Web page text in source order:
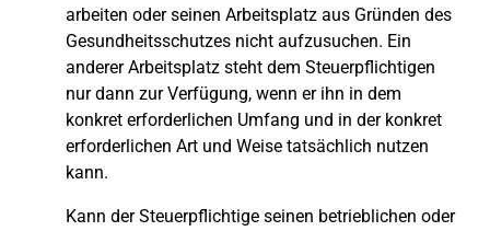
arbeiten oder seinen Arbeitsplatz aus Gründen des
Gesundheitsschutzes nicht aufzusuchen. Ein
anderer Arbeitsplatz steht dem Steuerpflichtigen
nur dann zur Verfügung, wenn er ihn in dem
konkret erforderlichen Umfang und in der konkret
erforderlichen Art und Weise tatsächlich nutzen
kann.
Kann der Steuerpflichtige seinen betrieblichen oder